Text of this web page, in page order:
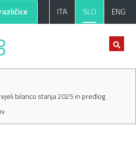
ITA SLO ENG
bilanco stanja 2025 in predlog